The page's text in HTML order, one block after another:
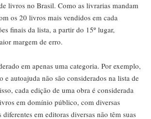
livros no Brasil. Como as livrarias mandam
os 20 livros mais vendidos em cada
finais da lista, a partir do 15º lugar,
margem de erro.
em apenas uma categoria. Por exemplo,
e autoajuda não são considerados na lista de
cada edição de uma obra é considerada
em domínio público, com diversas
em editoras diversas não têm suas